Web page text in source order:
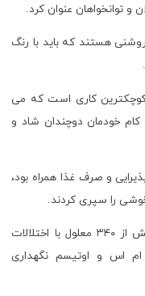
توانخواهان عنوان کرد.
هستند که باید با رنگ
کوچکترین کاری است که می
کام خودمان دوچندان شاد و
و صرف غذا همراه بود،
را سپری کردند.
در آسایشگاه خیریه کهریزک استان البرز بیش از ۳۴۰ معلول با اختلالات
اس و اوتیسم نگهداری